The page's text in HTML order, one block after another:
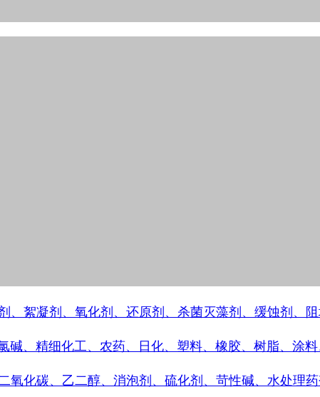
、絮凝剂、氧化剂、还原剂、杀菌灭藻剂、缓蚀剂、阻
碱、精细化工、农药、日化、塑料、橡胶、树脂、涂
氧化碳、乙二醇、消泡剂、硫化剂、苛性碱、水处理药